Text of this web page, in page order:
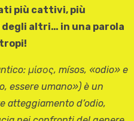
più cattivi, più
altri… in una parola
μίσος, mísos, «odio» e
essere umano») è un
atteggiamento d’odio,